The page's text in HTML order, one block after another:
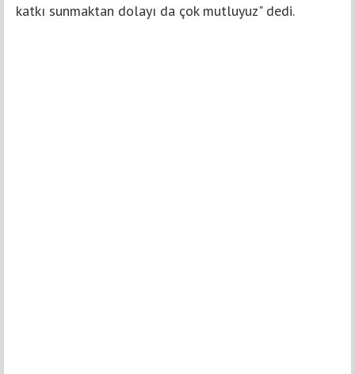
katkı sunmaktan dolayı da çok mutluyuz" dedi.